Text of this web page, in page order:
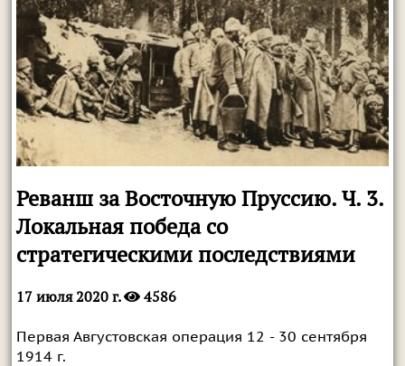
Реванш за Восточную Пруссию. Ч. 3.
Локальная победа со
стратегическими последствиями
17 июля 2020 г. 4586
Первая Августовская операция 12 - 30 сентября
1914 г.